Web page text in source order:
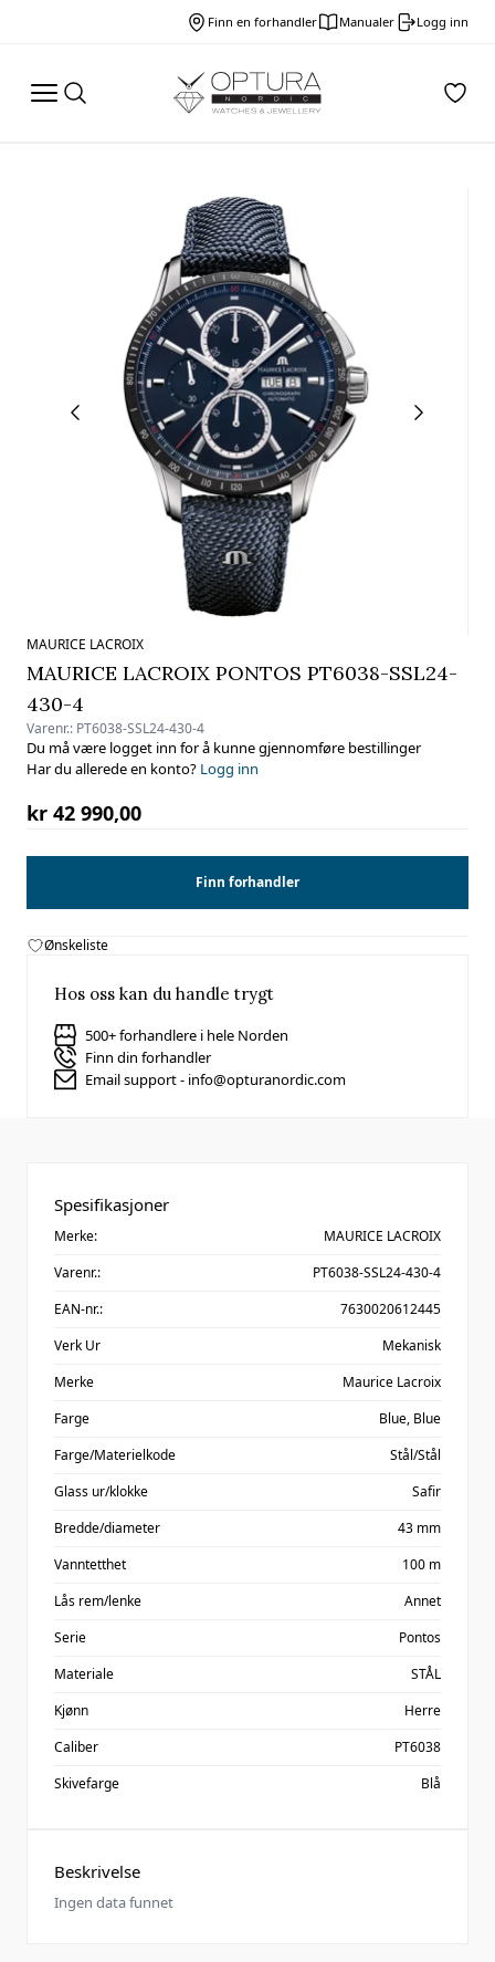
Finn en forhandler Manualer Logg inn
MAURICE LACROIX
MAURICE LACROIX PONTOS PT6038-SSL24-
430-4
Varenr.: PT6038-SSL24-430-4
Du må være logget inn for å kunne gjennomføre bestillinger
Har du allerede en konto? Logg inn
kr 42 990,00
Finn forhandler
Ønskeliste
Hos oss kan du handle trygt
500+ forhandlere i hele Norden
Finn din forhandler
Email support - info@opturanordic.com
Beskrivelse
Ingen data funnet
Spesifikasjoner
Merke:
MAURICE LACROIX
Varenr.:
PT6038-SSL24-430-4
EAN-nr.:
7630020612445
Verk Ur
Mekanisk
Merke
Maurice Lacroix
Farge
Blue, Blue
Farge/Materielkode
Stål/Stål
Glass ur/klokke
Safir
Bredde/diameter
43 mm
Vanntetthet
100 m
Lås rem/lenke
Annet
Serie
Pontos
Materiale
STÅL
Kjønn
Herre
Caliber
PT6038
Skivefarge
Blå